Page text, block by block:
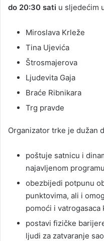
do 20:30 sati u sljedećim
Miroslava Krleže
Tina Ujevića
Štrosmajerova
Ljudevita Gaja
Braće Ribnikara
Trg pravde
Organizator trke je dužan
poštuje satnicu i
najavljenom
obezbijedi potpunu
punktovima, ali i
pomoći i vatrogasaca
postavi fizičke
ljudi za zatvaranje